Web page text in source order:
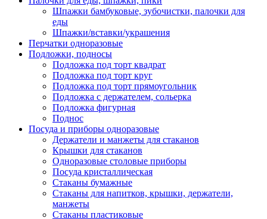
Шпажки бамбуковые, зубочистки, палочки для
еды
Шпажки/вставки/украшения
Перчатки одноразовые
Подложки, подносы
Подложка под торт квадрат
Подложка под торт круг
Подложка под торт прямоугольник
Подложка с держателем, сольерка
Подложка фигурная
Поднос
Посуда и приборы одноразовые
Держатели и манжеты для стаканов
Крышки для стаканов
Одноразовые столовые приборы
Посуда кристаллическая
Стаканы бумажные
Стаканы для напитков, крышки, держатели,
манжеты
Стаканы пластиковые